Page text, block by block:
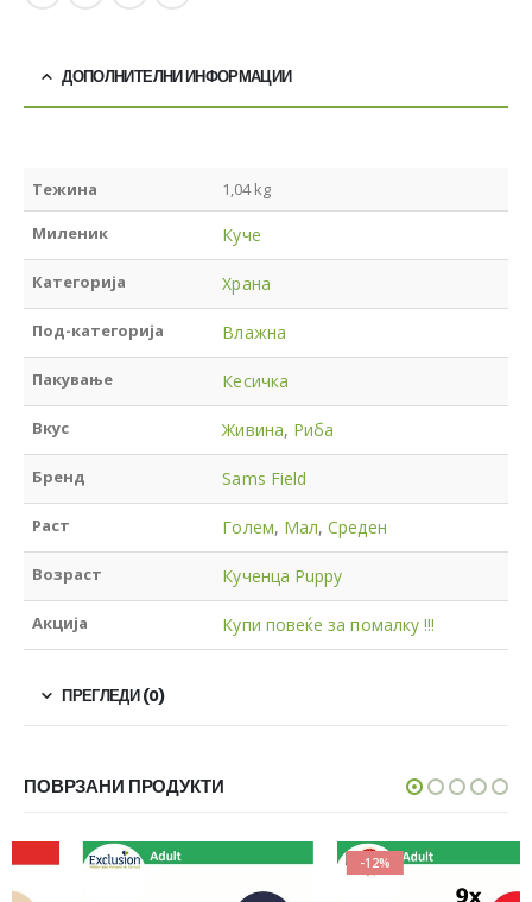
ДОПОЛНИТЕЛНИ ИНФОРМАЦИИ
Тежина 1,04 kg
Миленик Куче
Категорија Храна
Под-категорија Влажна
Пакување Кесичка
Вкус Живина, Риба
Бренд Sams Field
Раст Голем, Мал,Среден
Возраст Кученца Puppy
Акција Купи повеќе за помалку !!!
ПРЕГЛЕДИ (0)
ПОВРЗАНИ ПРОДУКТИ
-12%